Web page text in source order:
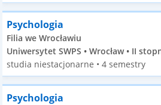
Psychologia
Filia we Wrocławiu
Uniwersytet SWPS • Wrocław • II
studia niestacjonarne • 4 semestry
Psychologia